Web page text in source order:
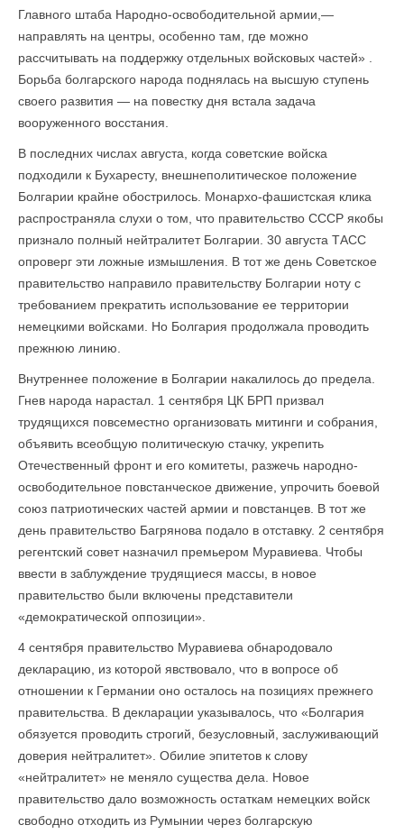
Главного штаба Народно-освободительной армии,—
направлять на центры, особенно там, где можно
рассчитывать на поддержку отдельных войсковых частей» .
Борьба болгарского народа поднялась на высшую ступень
своего развития — на повестку дня встала задача
вооруженного восстания.
В последних числах августа, когда советские войска
подходили к Бухаресту, внешнеполитическое положение
Болгарии крайне обострилось. Монархо-фашистская клика
распространяла слухи о том, что правительство СССР якобы
признало полный нейтралитет Болгарии. 30 августа ТАСС
опроверг эти ложные измышления. В тот же день Советское
правительство направило правительству Болгарии ноту с
требованием прекратить использование ее территории
немецкими войсками. Но Болгария продолжала проводить
прежнюю линию.
Внутреннее положение в Болгарии накалилось до предела.
Гнев народа нарастал. 1 сентября ЦК БРП призвал
трудящихся повсеместно организовать митинги и собрания,
объявить всеобщую политическую стачку, укрепить
Отечественный фронт и его комитеты, разжечь народно-
освободительное повстанческое движение, упрочить боевой
союз патриотических частей армии и повстанцев. В тот же
день правительство Багрянова подало в отставку. 2 сентября
регентский совет назначил премьером Муравиева. Чтобы
ввести в заблуждение трудящиеся массы, в новое
правительство были включены представители
«демократической оппозиции».
4 сентября правительство Муравиева обнародовало
декларацию, из которой явствовало, что в вопросе об
отношении к Германии оно осталось на позициях прежнего
правительства. В декларации указывалось, что «Болгария
обязуется проводить строгий, безусловный, заслуживающий
доверия нейтралитет». Обилие эпитетов к слову
«нейтралитет» не меняло существа дела. Новое
правительство дало возможность остаткам немецких войск
свободно отходить из Румынии через болгарскую